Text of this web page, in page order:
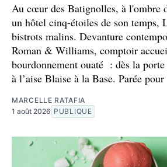
Au cœur des Batignolles, à l'ombre
un hôtel cinq-étoiles de son temps,
bistrots malins. Devanture
Roman & Williams, comptoir
bourdonnement ouaté : dès la porte
à l’aise Blaise à la Base. Parée pour
MARCELLE RATAFIA
1 août 2026 PUBLIQUE